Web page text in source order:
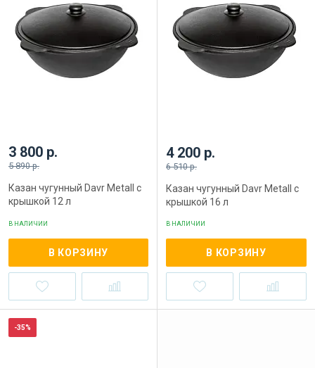
3 800 р.
5 890 р.
Казан чугунный Davr Metall с
крышкой 12 л
В НАЛИЧИИ
В КОРЗИНУ
4 200 р.
6 510 р.
Казан чугунный Davr Metall с
крышкой 16 л
В НАЛИЧИИ
В КОРЗИНУ
-35%